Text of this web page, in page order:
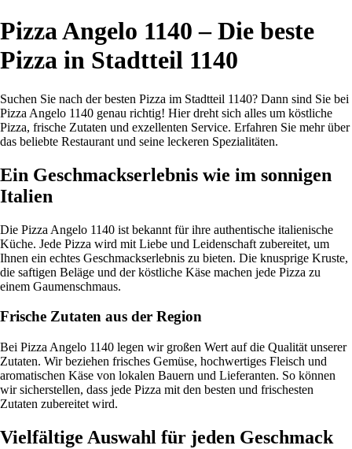
Pizza Angelo 1140 – Die beste
Pizza in Stadtteil 1140
Suchen Sie nach der besten Pizza im Stadtteil 1140? Dann sind Sie bei
Pizza Angelo 1140 genau richtig! Hier dreht sich alles um köstliche
Pizza, frische Zutaten und exzellenten Service. Erfahren Sie mehr über
das beliebte Restaurant und seine leckeren Spezialitäten.
Ein Geschmackserlebnis wie im sonnigen
Italien
Die Pizza Angelo 1140 ist bekannt für ihre authentische italienische
Küche. Jede Pizza wird mit Liebe und Leidenschaft zubereitet, um
Ihnen ein echtes Geschmackserlebnis zu bieten. Die knusprige Kruste,
die saftigen Beläge und der köstliche Käse machen jede Pizza zu
einem Gaumenschmaus.
Frische Zutaten aus der Region
Bei Pizza Angelo 1140 legen wir großen Wert auf die Qualität unserer
Zutaten. Wir beziehen frisches Gemüse, hochwertiges Fleisch und
aromatischen Käse von lokalen Bauern und Lieferanten. So können
wir sicherstellen, dass jede Pizza mit den besten und frischesten
Zutaten zubereitet wird.
Vielfältige Auswahl für jeden Geschmack